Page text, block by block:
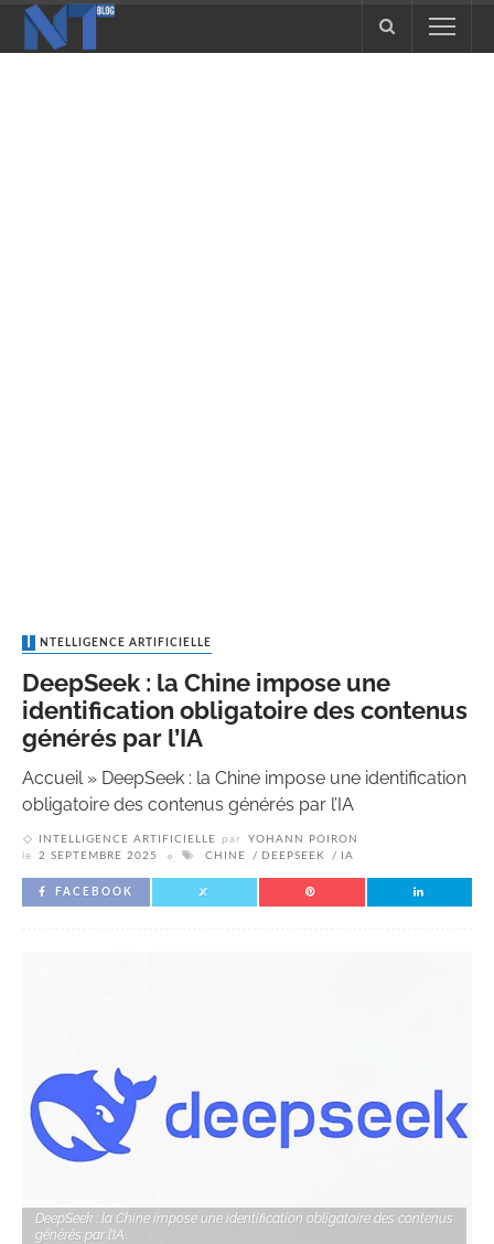
INTELLIGENCE ARTIFICIELLE
DeepSeek : la Chine impose une
identification obligatoire des contenus
générés par l’IA
Accueil» DeepSeek : la Chine impose une identification
obligatoire des contenus générés par l’IA
INTELLIGENCE ARTIFICIELLE par
YOHANN POIRON
le
2 SEPTEMBRE 2025 CHINE DEEPSEEK IA
FACEBOOK
DeepSeek : la Chine impose une identification obligatoire des contenus
générés par l’IA